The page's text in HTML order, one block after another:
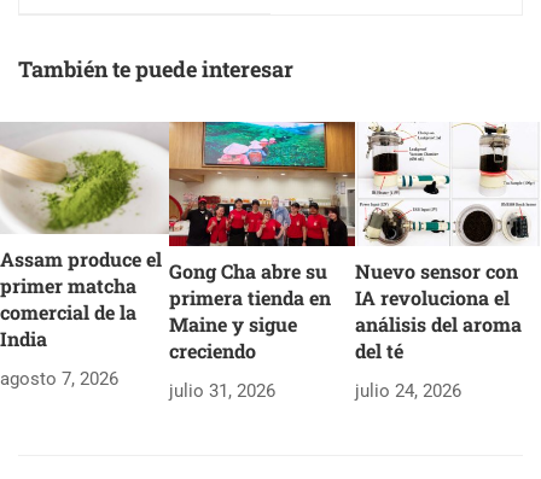
También te puede interesar
Assam produce el
primer matcha
comercial de la
India
agosto 7, 2026
Gong Cha abre su
primera tienda en
Maine y sigue
creciendo
julio 31, 2026
Nuevo sensor con
IA revoluciona el
análisis del aroma
del té
julio 24, 2026